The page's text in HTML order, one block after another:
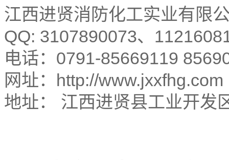
江西进贤消防化工实业有限
QQ: 3107890073、
电话：0791-85669119
网址：http://www.jxxfhg.com
地址： 江西进贤县工业开发